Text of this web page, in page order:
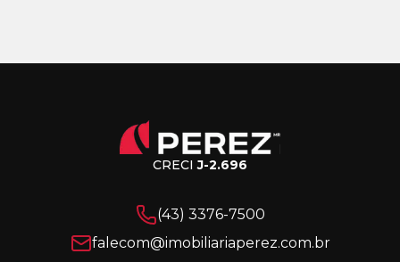
CRECIJ-2.696
(43) 3376-7500
falecom@imobiliariaperez.com.br